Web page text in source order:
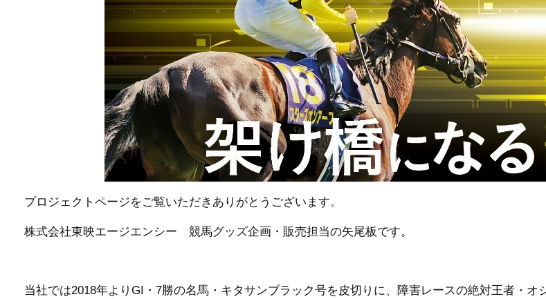
プロジェクトページをご覧いただきありがとうございます。
株式会社東映エージエンシー 競馬グッズ企画・販売担当の矢尾板です。
当社では2018年よりGI・7勝の名馬・キタサンブラック号を皮切りに、障害レースの絶対王者・オ